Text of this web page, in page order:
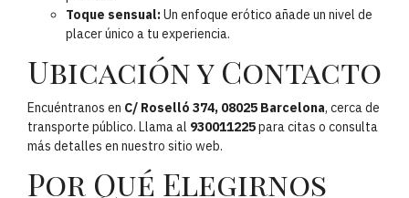
Toque sensual:Un enfoque erótico añade un nivel de
placer único a tu experiencia.
Ubicación y Contacto
Encuéntranos en C/ Roselló 374, 08025 Barcelona, cerca de
transporte público. Llama al 930011225para citas o consulta
más detalles en nuestro sitio web.
Por Qué Elegirnos